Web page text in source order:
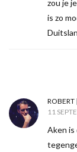
zou je
is zo
ROBERT
11
Aken is